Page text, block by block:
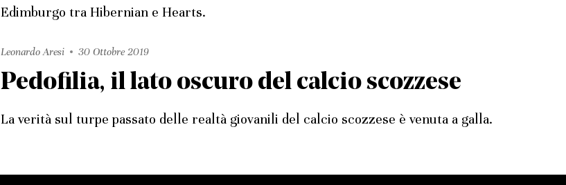
Edimburgo tra Hibernian e Hearts.
Leonardo Aresi 30 Ottobre 2019
Pedofilia, il lato oscuro del calcio scozzese
La verità sul turpe passato delle realtà giovanili del calcio scozzese è venuta a galla.